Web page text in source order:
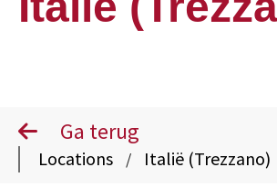
Ga terug
Locations / Italië (Trezzano)